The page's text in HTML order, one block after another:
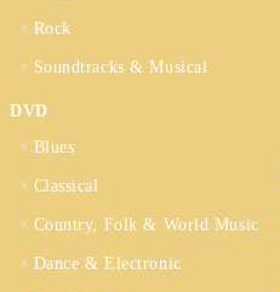
Rock
Soundtracks & Musical
DVD
Blues
Classical
Country, Folk & World Music
Dance & Electronic